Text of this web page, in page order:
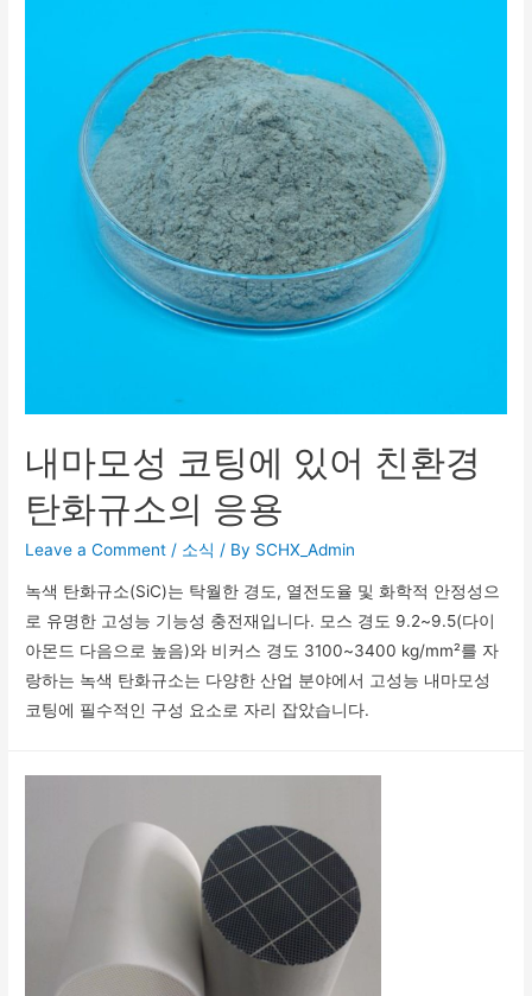
내마모성 코팅에 있어 친환경
탄화규소의 응용
Leave a Comment / 소식 / By SCHX_Admin
녹색 탄화규소(SiC)는 탁월한 경도, 열전도율 및 화학적 안정성으
로 유명한 고성능 기능성 충전재입니다. 모스 경도 9.2~9.5(다이
아몬드 다음으로 높음)와 비커스 경도 3100~3400 kg/mm²를 자
랑하는 녹색 탄화규소는 다양한 산업 분야에서 고성능 내마모성
코팅에 필수적인 구성 요소로 자리 잡았습니다.